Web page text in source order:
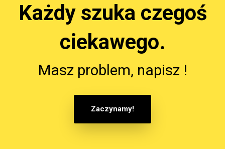
Każdy szuka czegoś
ciekawego.
Masz problem, napisz !
Zaczynamy!